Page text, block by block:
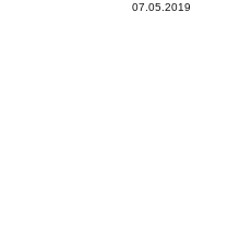
07.05.2019